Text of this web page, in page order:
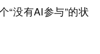
“没有AI参与”的状